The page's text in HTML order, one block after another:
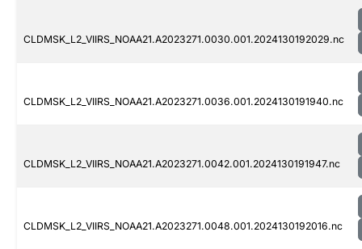
CLDMSK_L2_VIIRS_NOAA21.A2023271.0030.001.2024130192029.nc
CLDMSK_L2_VIIRS_NOAA21.A2023271.0036.001.2024130191940.nc
CLDMSK_L2_VIIRS_NOAA21.A2023271.0042.001.2024130191947.nc
CLDMSK_L2_VIIRS_NOAA21.A2023271.0048.001.2024130192016.nc